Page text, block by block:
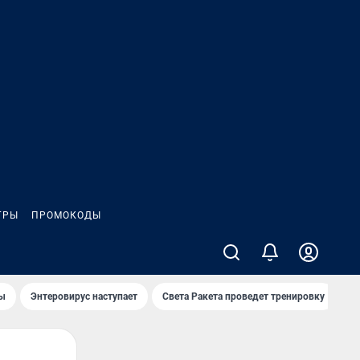
ПРОМОКОДЫ
Энтеровирус наступает Света Ракета проведет тренировку